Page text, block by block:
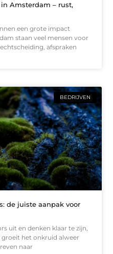
Amsterdam – rust,
een grote impact
staan veel mensen voor
afspraken
BEDRIJVEN
de juiste aanpak voor
uit en denken klaar te zijn,
het onkruid alweer
naar